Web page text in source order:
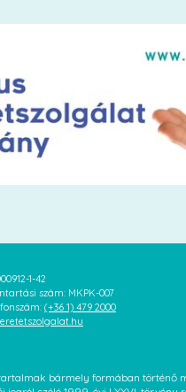
1-42
szám: MKPK-007
(+36 1) 479 2000
bármely formában történő